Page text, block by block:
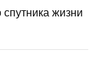
жизни